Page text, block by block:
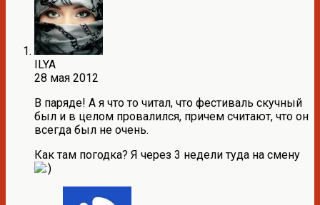
ILYA
28 мая 2012
В паряде! А я что то читал, что фестиваль скучный
был и в целом провалился, причем считают, что он
всегда был не очень.
Как там погодка? Я через 3 недели туда на смену